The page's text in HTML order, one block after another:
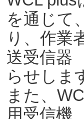
を通じて
り、作業
送受信器
らせしま
また、
用受信機